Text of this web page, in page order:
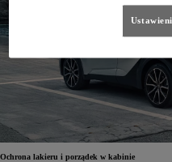
Ochrona lakieru i porządek w kabinie